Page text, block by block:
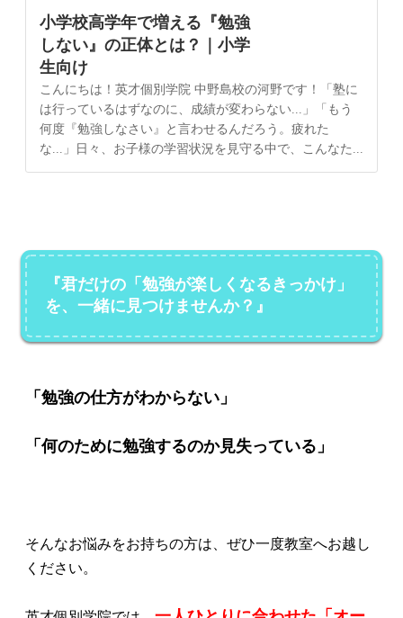
小学校高学年で増える『勉強
しない』の正体とは？｜小学
生向け
こんにちは！英才個別学院 中野島校の河野です！「塾に
は行っているはずなのに、成績が変わらない...」「もう
何度『勉強しなさい』と言わせるんだろう。疲れた
な...」日々、お子様の学習状況を見守る中で、こんなた...
『君だけの「勉強が楽しくなるきっかけ」
を、一緒に見つけませんか？』
「勉強の仕方がわからない」
「何のために勉強するのか見失っている」
そんなお悩みをお持ちの方は、ぜひ一度教室へお越し
ください。